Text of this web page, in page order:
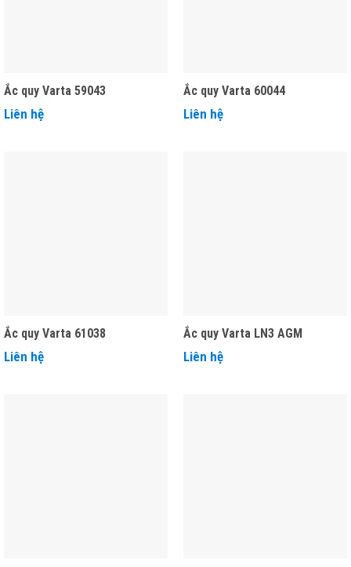
Ắc quy Varta 59043
Liên hệ
Ắc quy Varta 60044
Liên hệ
Ắc quy Varta 61038
Liên hệ
Ắc quy Varta LN3 AGM
Liên hệ